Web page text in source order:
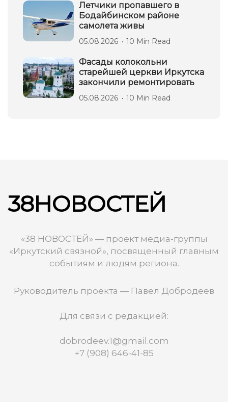
Летчики пропавшего в
Бодайбинском районе
самолета живы
05.08.2026 10 Min Read
Фасады колокольни
старейшей церкви Иркутска
закончили ремонтировать
05.08.2026 10 Min Read
38НОВОСТЕЙ
«38 НОВОСТЕЙ» — проект медиа-группы
«Иркутский связной», посвященный главным
событиям и людям региона.
Руководитель проекта — Павел Добродеев
Для связи с редакцией:
dobrodeev.1@gmail.com
+7 (908) 646-41-85